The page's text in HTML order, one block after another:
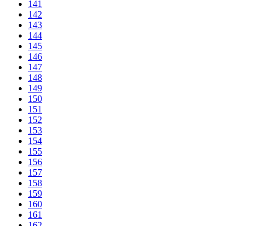
141
142
143
144
145
146
147
148
149
150
151
152
153
154
155
156
157
158
159
160
161